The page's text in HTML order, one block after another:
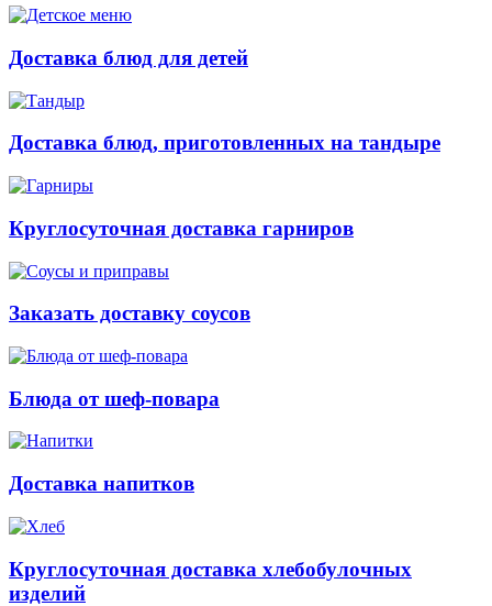
Доставка блюд для детей
Доставка блюд, приготовленных на тандыре
Круглосуточная доставка гарниров
Заказать доставку соусов
Блюда от шеф-повара
Доставка напитков
Круглосуточная доставка хлебобулочных
изделий